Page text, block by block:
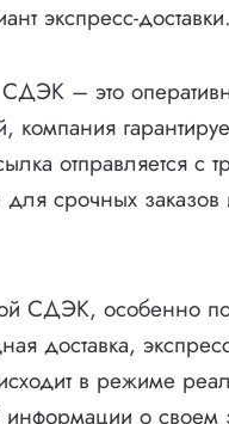
экспресс-доставки.
– это
отправляется с
срочных
СДЭК, особенно
доставка,
в режиме
информации о своем